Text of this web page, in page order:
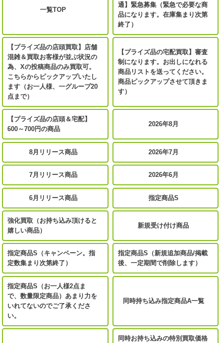
一覧TOP
通】緊急募集（緊急で必要な商
品になります。在庫集まり次第
終了）
【プライズ品の店頭買取】店舗
混雑＆買取お客様が並ぶ状況の
為、Xの投稿商品のみ買取可。
こちらからピックアップいたし
ます（お一人様、一グループ20
点まで）
【プライズ品の宅配買取】審査
制になります。お出しになれる
商品リストを送ってください。
商品ピックアップさせて頂きま
す）
【プライズ品の店頭＆宅配】
600～700円の商品
2026年8月
8月リリース商品 2026年7月
7月リリース商品 2026年6月
6月リリース商品 指定商品S
強化買取（お持ち込み頂けると
嬉しい商品）
新規受け付け商品
指定商品S（キャンペーン。指
定数集まり次第終了）
指定商品S（新規追加商品/掲載
後、一定期間で削除します）
指定商品S（お一人様2点ま
で、数量限定商品）あまり力を
いれてないのでご了承くださ
い。
同時持ち込み指定商品A一覧
同時お持ち込みの特別買取価格